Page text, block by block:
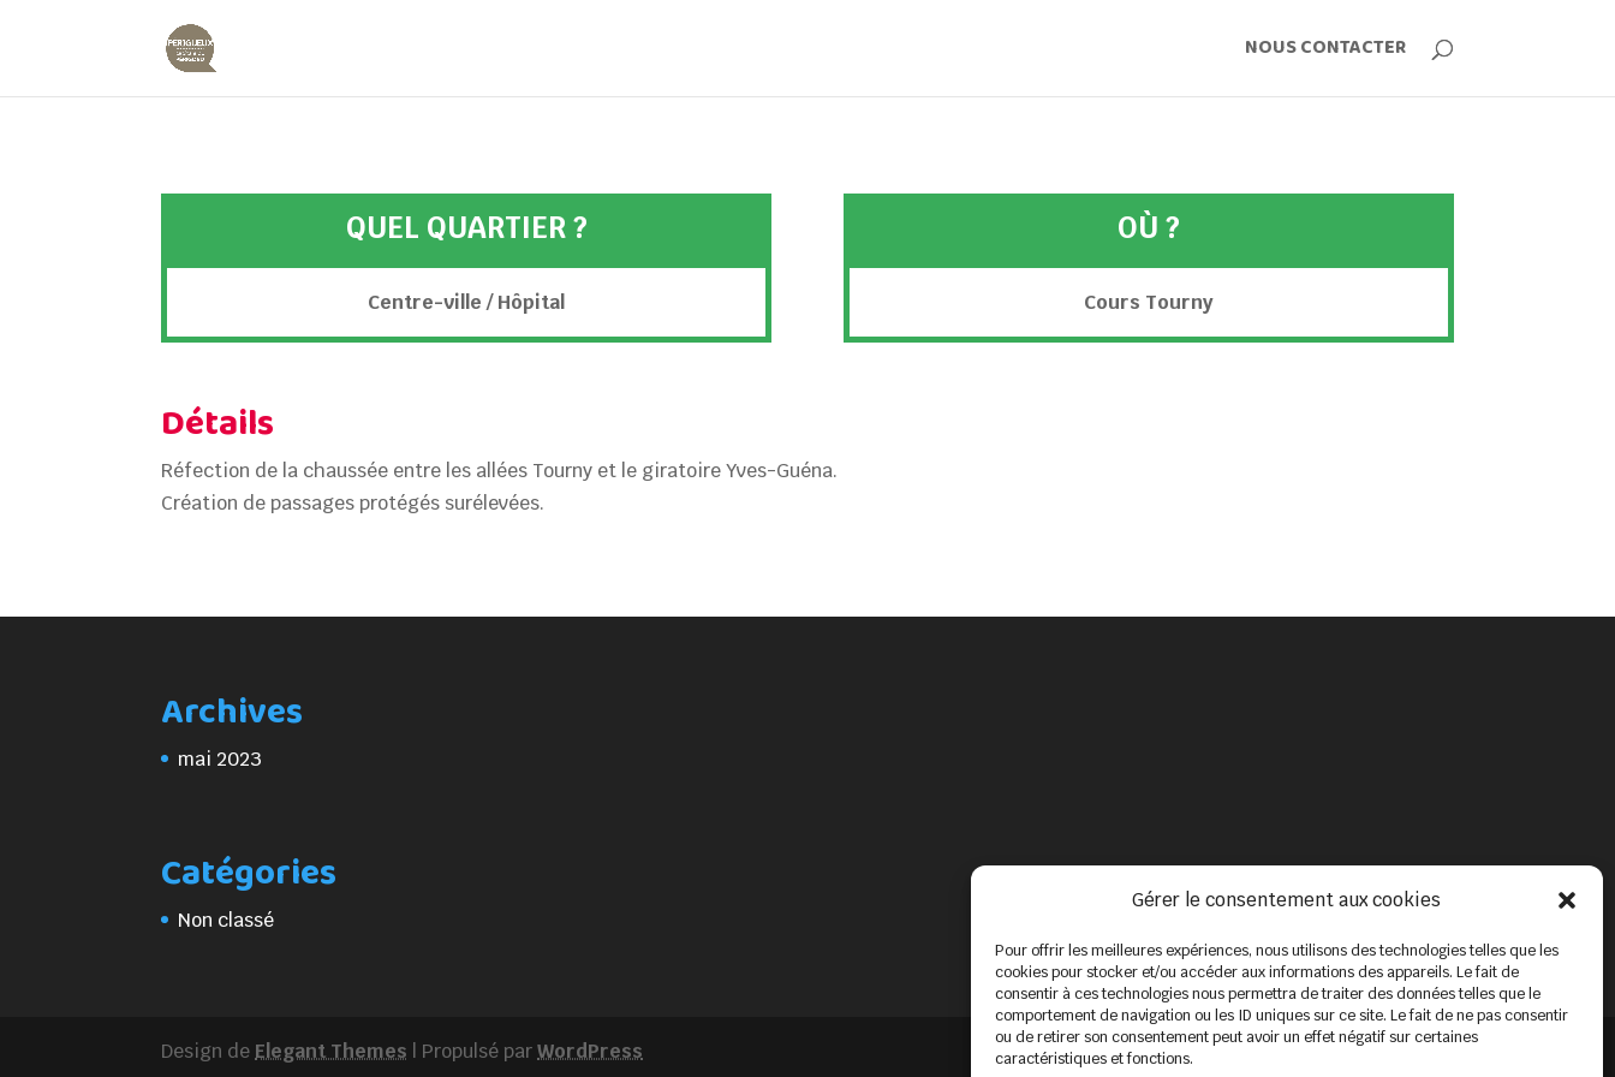
Gérer le consentement aux cookies
Pour offrir les meilleures expériences, nous utilisons des technologies telles que les
cookies pour stocker et/ou accéder aux informations des appareils. Le fait de
consentir à ces technologies nous permettra de traiter des données telles que le
comportement de navigation ou les ID uniques sur ce site. Le fait de ne pas consentir
ou de retirer son consentement peut avoir un effet négatif sur certaines
caractéristiques et fonctions.
NOUS CONTACTER
QUEL QUARTIER ?
Centre-ville / Hôpital
OÙ ?
Cours Tourny
Détails
Réfection de la chaussée entre les allées Tourny et le giratoire Yves-Guéna.
Création de passages protégés surélevées.
Archives
mai 2023
Catégories
Non classé
Design de Elegant Themes | Propulsé parWordPress